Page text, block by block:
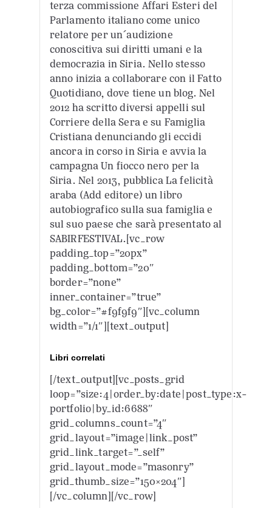
terza commissione Affari Esteri del
Parlamento italiano come unico
relatore per un´audizione
conoscitiva sui diritti umani e la
democrazia in Siria. Nello stesso
anno inizia a collaborare con il Fatto
Quotidiano, dove tiene un blog. Nel
2012 ha scritto diversi appelli sul
Corriere della Sera e su Famiglia
Cristiana denunciando gli eccidi
ancora in corso in Siria e avvia la
campagna Un fiocco nero per la
Siria. Nel 2013, pubblica La felicità
araba (Add editore) un libro
autobiografico sulla sua famiglia e
sul suo paese che sarà presentato al
SABIRFESTIVAL.[vc_row
padding_top=”20px”
padding_bottom=”20″
border=”none”
inner_container=”true”
bg_color=”#f9f9f9″][vc_column
width=”1/1″][text_output]
Libri correlati
[/text_output][vc_posts_grid
loop=”size:4|order_by:date|post_type:x-
portfolio|by_id:6688″
grid_columns_count=”4″
grid_layout=”image|link_post”
grid_link_target=”_self”
grid_layout_mode=”masonry”
grid_thumb_size=”150×204″]
[/vc_column][/vc_row]